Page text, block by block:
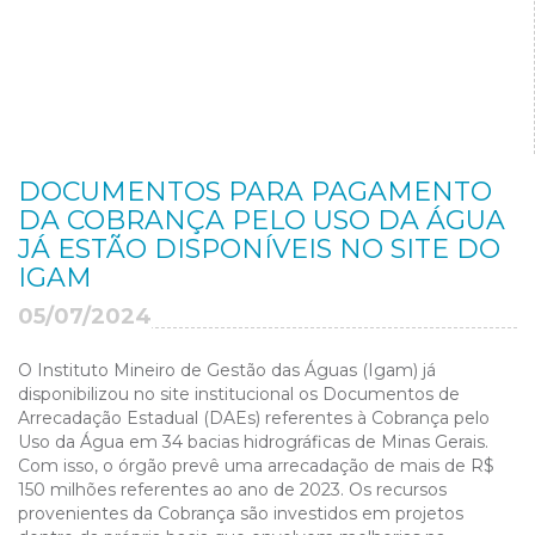
DOCUMENTOS PARA PAGAMENTO
DA COBRANÇA PELO USO DA ÁGUA
JÁ ESTÃO DISPONÍVEIS NO SITE DO
IGAM
05/07/2024
O Instituto Mineiro de Gestão das Águas (Igam) já
disponibilizou no site institucional os Documentos de
Arrecadação Estadual (DAEs) referentes à Cobrança pelo
Uso da Água em 34 bacias hidrográficas de Minas Gerais.
Com isso, o órgão prevê uma arrecadação de mais de R$
150 milhões referentes ao ano de 2023. Os recursos
provenientes da Cobrança são investidos em projetos